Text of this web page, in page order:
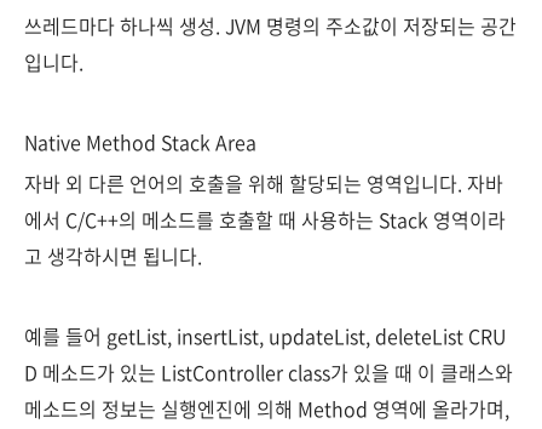
쓰레드마다 하나씩 생성. JVM 명령의 주소값이 저장되는 공간
입니다.
Native Method Stack Area
자바 외 다른 언어의 호출을 위해 할당되는 영역입니다. 자바
에서 C/C++의 메소드를 호출할 때 사용하는 Stack 영역이라
고 생각하시면 됩니다.
예를 들어 getList, insertList, updateList, deleteList CRU
D 메소드가 있는 ListController class가 있을 때 이 클래스와
메소드의 정보는 실행엔진에 의해 Method 영역에 올라가며,